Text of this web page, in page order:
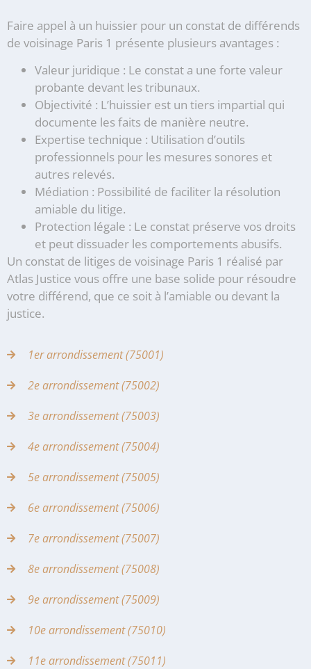
Faire appel à un huissier pour un constat de différends
de voisinage Paris 1 présente plusieurs avantages :
Valeur juridique : Le constat a une forte valeur
probante devant les tribunaux.
Objectivité : L’huissier est un tiers impartial qui
documente les faits de manière neutre.
Expertise technique : Utilisation d’outils
professionnels pour les mesures sonores et
autres relevés.
Médiation : Possibilité de faciliter la résolution
amiable du litige.
Protection légale : Le constat préserve vos droits
et peut dissuader les comportements abusifs.
Un constat de litiges de voisinage Paris 1 réalisé par
Atlas Justice vous offre une base solide pour résoudre
votre différend, que ce soit à l’amiable ou devant la
justice.
1er arrondissement (75001)
2e arrondissement (75002)
3e arrondissement (75003)
4e arrondissement (75004)
5e arrondissement (75005)
6e arrondissement (75006)
7e arrondissement (75007)
8e arrondissement (75008)
9e arrondissement (75009)
10e arrondissement (75010)
11e arrondissement (75011)